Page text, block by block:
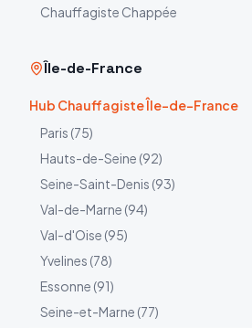
Chauffagiste Chappée
Île-de-France
Hub Chauffagiste Île-de-France
Paris (75)
Hauts-de-Seine (92)
Seine-Saint-Denis (93)
Val-de-Marne (94)
Val-d'Oise (95)
Yvelines (78)
Essonne (91)
Seine-et-Marne (77)